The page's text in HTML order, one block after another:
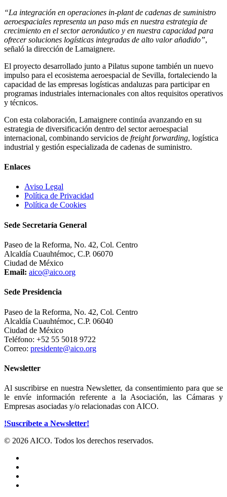
“La integración en operaciones in-plant de cadenas de suministro
aeroespaciales representa un paso más en nuestra estrategia de
crecimiento en el sector aeronáutico y en nuestra capacidad para
ofrecer soluciones logísticas integradas de alto valor añadido”,
señaló la dirección de Lamaignere.
El proyecto desarrollado junto a Pilatus supone también un nuevo
impulso para el ecosistema aeroespacial de Sevilla, fortaleciendo la
capacidad de las empresas logísticas andaluzas para participar en
programas industriales internacionales con altos requisitos operativos
y técnicos.
Con esta colaboración, Lamaignere continúa avanzando en su
estrategia de diversificación dentro del sector aeroespacial
internacional, combinando servicios de freight forwarding, logística
industrial y gestión especializada de cadenas de suministro.
Enlaces
Aviso Legal
Política de Privacidad
Política de Cookies
Sede Secretaría General
Paseo de la Reforma, No. 42, Col. Centro
Alcaldía Cuauhtémoc, C.P. 06070
Ciudad de México
Email: aico@aico.org
Sede Presidencia
Paseo de la Reforma, No. 42, Col. Centro
Alcaldía Cuauhtémoc, C.P. 06040
Ciudad de México
Teléfono: +52 55 5018 9722
Correo: presidente@aico.org
Newsletter
Al suscribirse en nuestra Newsletter, da consentimiento para que se
le envíe información referente a la Asociación, las Cámaras y
Empresas asociadas y/o relacionadas con AICO.
!Suscríbete a Newsletter!
© 2026 AICO. Todos los derechos reservados.